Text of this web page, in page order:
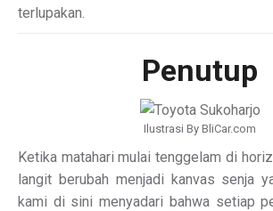
terlupakan.
Penutup
Ilustrasi By BliCar.com
Ketika matahari mulai tenggelam di
langit berubah menjadi kanvas senja
kami di sini menyadari bahwa setiap